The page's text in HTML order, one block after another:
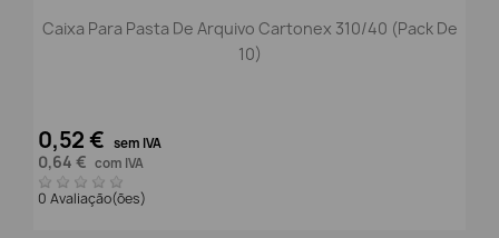
Caixa Para Pasta De Arquivo Cartonex 310/40 (Pack De
10)
0,52 € sem IVA
0,64 € com IVA
0 Avaliação(ões)